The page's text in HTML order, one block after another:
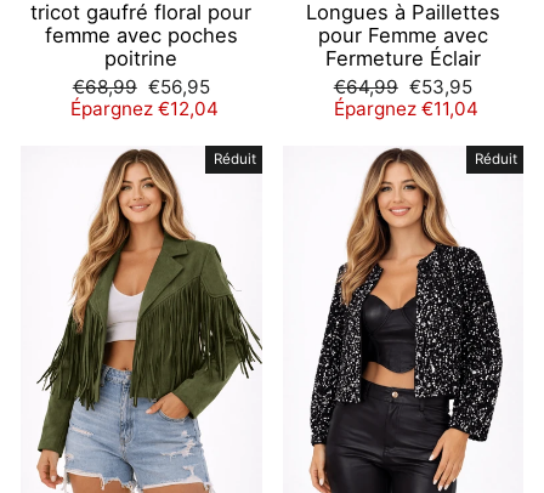
tricot gaufré floral pour
femme avec poches
poitrine
Prix
régulier
€68,99 Prix
réduit
€56,95
Épargnez €12,04
Longues à Paillettes
pour Femme avec
Fermeture Éclair
Prix
régulier
€64,99 Prix
réduit
€53,95
Épargnez €11,04
Réduit Réduit